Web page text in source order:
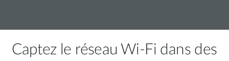
Captez le réseau Wi-Fi dans des